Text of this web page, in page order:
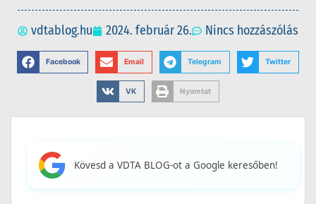
vdtablog.hu 2024. február 26. Nincs hozzászólás
Facebook Email Telegram Twitter
VK Nyomtat
Kövesd a VDTA BLOG-ot a Google keresőben!